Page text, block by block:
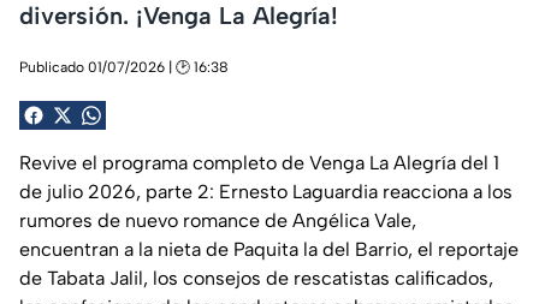
diversión. ¡Venga La Alegría!
Publicado 01/07/2026 | 🕑 16:38
Revive el programa completo de Venga La Alegría del 1
de julio 2026, parte 2: Ernesto Laguardia reacciona a los
rumores de nuevo romance de Angélica Vale,
encuentran a la nieta de Paquita la del Barrio, el reportaje
de Tabata Jalil, los consejos de rescatistas calificados,